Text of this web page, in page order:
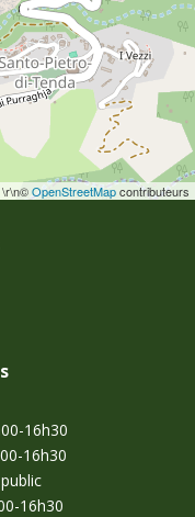
\r\n©OpenStreetMapcontributeurs
16h30
16h30
16h30